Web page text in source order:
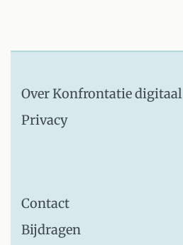
Over Konfrontatie digitaal
Privacy
Contact
Bijdragen